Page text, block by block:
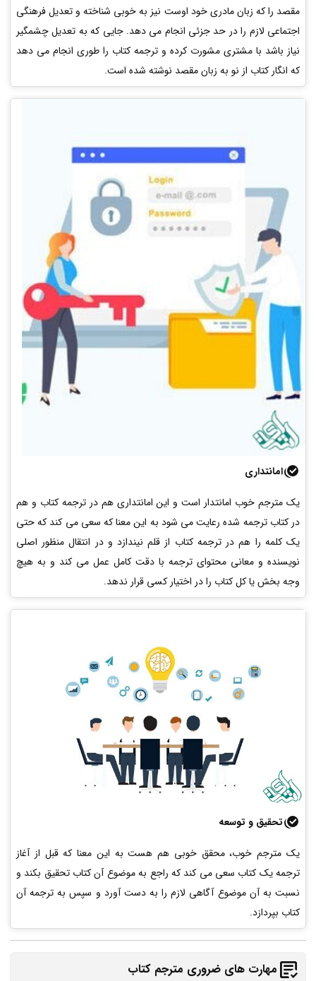
مقصد را که زبان مادری خود اوست نیز به خوبی شناخته و تعدیل فرهنگی
اجتماعی لازم را در حد جزئی انجام می دهد. جایی که به تعدیل چشمگیر
نیاز باشد با مشتری مشورت کرده و ترجمه کتاب را طوری انجام می دهد
که انگار کتاب از نو به زبان مقصد نوشته شده است.
امانتداری
یک مترجم خوب امانتدار است و این امانتداری هم در ترجمه کتاب و هم
در کتاب ترجمه شده رعایت می شود به این معنا که سعی می کند که حتی
یک کلمه را هم در ترجمه کتاب از قلم نیندازد و در انتقال منظور اصلی
نویسنده و معانی محتوای ترجمه با دقت کامل عمل می کند و به هیچ
وجه بخش یا کل کتاب را در اختیار کسی قرار ندهد.
تحقیق و توسعه
یک مترجم خوب، محقق خوبی هم هست به این معنا که قبل از آغاز
ترجمه یک کتاب سعی می کند که راجع به موضوع آن کتاب تحقیق بکند و
نسبت به آن موضوع آگاهی لازم را به دست آورد و سپس به ترجمه آن
کتاب بپردازد.
مهارت های ضروری مترجم کتاب